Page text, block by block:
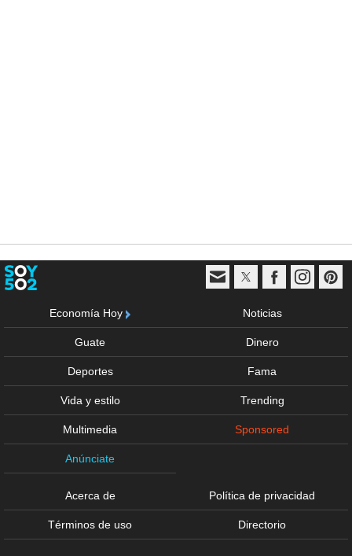
Economía Hoy Noticias
Guate Dinero
Deportes Fama
Vida y estilo Trending
Multimedia Sponsored
Anúnciate
Acerca de Política de privacidad
Términos de uso Directorio